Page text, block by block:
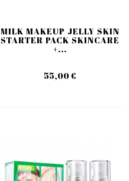
MILK MAKEUP JELLY SKIN
STARTER PACK SKINCARE
+...
55,00 €